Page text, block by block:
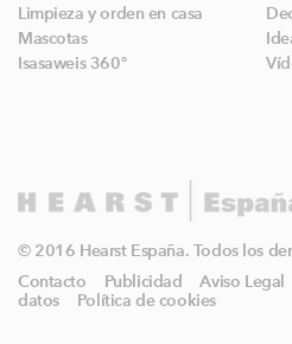
Limpieza y orden en casa
Mascotas
Isasaweis 360º
© 2016 Hearst España. Todos los
Contacto
Publicidad Aviso Legal
datos
Política de cookies